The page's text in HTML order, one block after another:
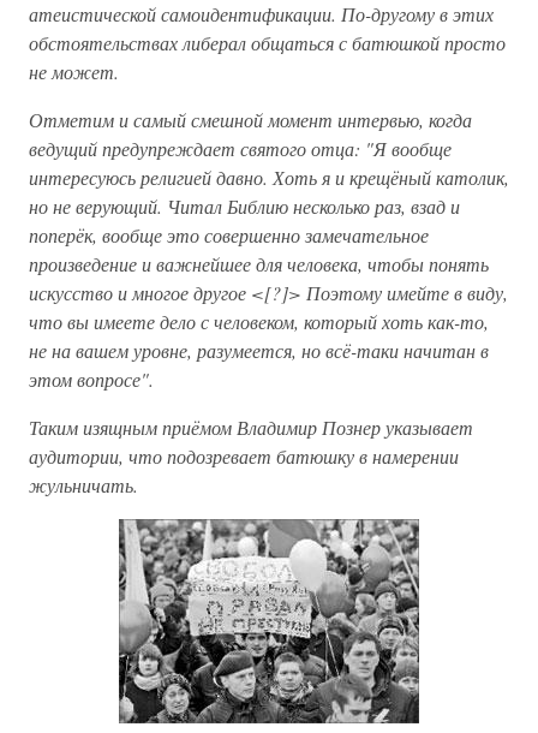
атеистической самоидентификации. По-другому в этих
обстоятельствах либерал общаться с батюшкой просто
не может.
Отметим и самый смешной момент интервью, когда
ведущий предупреждает святого отца: "Я вообще
интересуюсь религией давно. Хоть я и крещёный католик,
но не верующий. Читал Библию несколько раз, взад и
поперёк, вообще это совершенно замечательное
произведение и важнейшее для человека, чтобы понять
искусство и многое другое <[?]> Поэтому имейте в виду,
что вы имеете дело с человеком, который хоть как-то,
не на вашем уровне, разумеется, но всё-таки начитан в
этом вопросе".
Таким изящным приёмом Владимир Познер указывает
аудитории, что подозревает батюшку в намерении
жульничать.